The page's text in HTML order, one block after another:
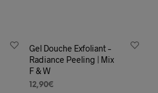
Gel Douche Exfoliant –
Radiance Peeling | Mix
F & W
12,90€